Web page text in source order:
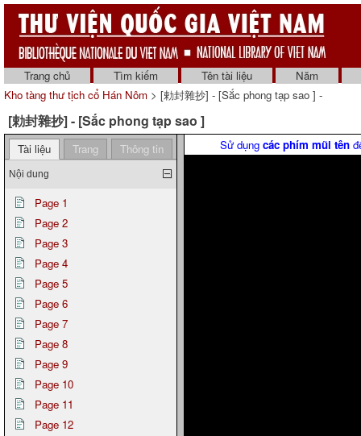
Trang chủ Tìm kiếm Tên tài liệu
Năm
Kho tàng thư tịch cổ Hán Nôm > [勅封雜抄] - [Sắc phong tạp sao ] -
[勅封雜抄] - [Sắc phong tạp sao ]
Tài liệu Trang Thông tin
Nội dung
Page 1
Page 2
Page 3
Page 4
Page 5
Page 6
Page 7
Page 8
Page 9
Page 10
Page 11
Page 12
Sử dụng các phím mũi tên